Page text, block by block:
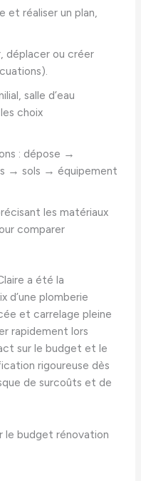
et réaliser un plan,
déplacer ou créer
salle d’eau
choix
: dépose →
→ sols → équipement
les matériaux
comparer
a été la
d’une plomberie
et carrelage pleine
rapidement lors
sur le budget et le
rigoureuse dès
de surcoûts et de
le budget rénovation